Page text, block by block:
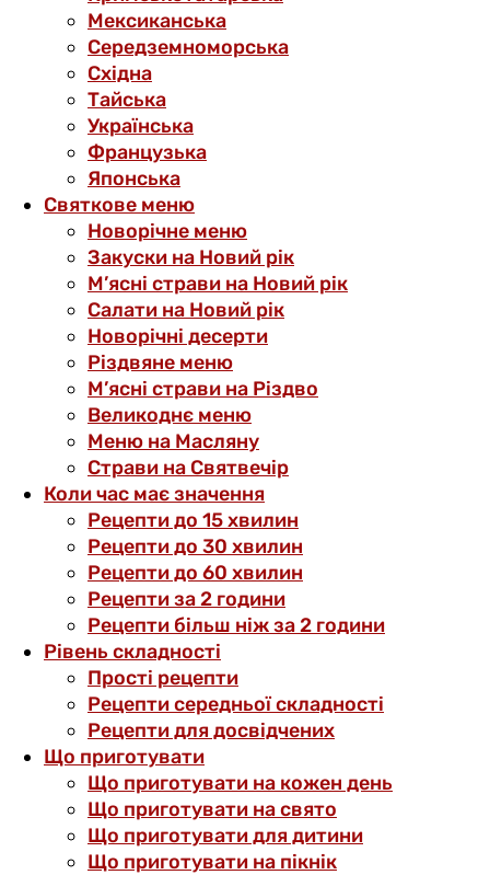
Мексиканська
Середземноморська
Східна
Тайська
Українська
Французька
Японська
Святкове меню
Новорічне меню
Закуски на Новий рік
М’ясні страви на Новий рік
Салати на Новий рік
Новорічні десерти
Різдвяне меню
М’ясні страви на Різдво
Великоднє меню
Меню на Масляну
Страви на Святвечір
Коли час має значення
Рецепти до 15 хвилин
Рецепти до 30 хвилин
Рецепти до 60 хвилин
Рецепти за 2 години
Рецепти більш ніж за 2 години
Рівень складності
Прості рецепти
Рецепти середньої складності
Рецепти для досвідчених
Що приготувати
Що приготувати на кожен день
Що приготувати на свято
Що приготувати для дитини
Що приготувати на пікнік